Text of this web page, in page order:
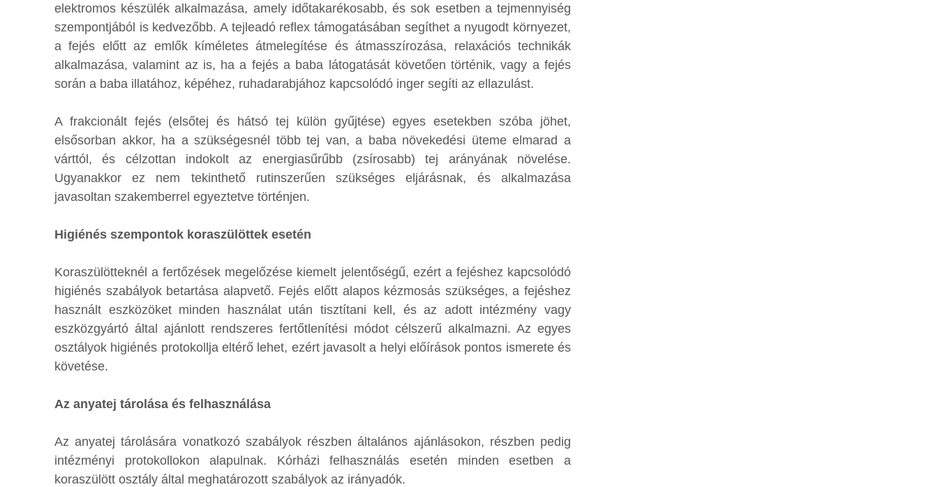
elektromos készülék alkalmazása, amely időtakarékosabb, és sok esetben a tejmennyiség
szempontjából is kedvezőbb. A tejleadó reflex támogatásában segíthet a nyugodt környezet,
a fejés előtt az emlők kíméletes átmelegítése és átmasszírozása, relaxációs technikák
alkalmazása, valamint az is, ha a fejés a baba látogatását követően történik, vagy a fejés
során a baba illatához, képéhez, ruhadarabjához kapcsolódó inger segíti az ellazulást.
A frakcionált fejés (elsőtej és hátsó tej külön gyűjtése) egyes esetekben szóba jöhet,
elsősorban akkor, ha a szükségesnél több tej van, a baba növekedési üteme elmarad a
várttól, és célzottan indokolt az energiasűrűbb (zsírosabb) tej arányának növelése.
Ugyanakkor ez nem tekinthető rutinszerűen szükséges eljárásnak, és alkalmazása
javasoltan szakemberrel egyeztetve történjen.
Higiénés szempontok koraszülöttek esetén
Koraszülötteknél a fertőzések megelőzése kiemelt jelentőségű, ezért a fejéshez kapcsolódó
higiénés szabályok betartása alapvető. Fejés előtt alapos kézmosás szükséges, a fejéshez
használt eszközöket minden használat után tisztítani kell, és az adott intézmény vagy
eszközgyártó által ajánlott rendszeres fertőtlenítési módot célszerű alkalmazni. Az egyes
osztályok higiénés protokollja eltérő lehet, ezért javasolt a helyi előírások pontos ismerete és
követése.
Az anyatej tárolása és felhasználása
Az anyatej tárolására vonatkozó szabályok részben általános ajánlásokon, részben pedig
intézményi protokollokon alapulnak. Kórházi felhasználás esetén minden esetben a
koraszülött osztály által meghatározott szabályok az irányadók.